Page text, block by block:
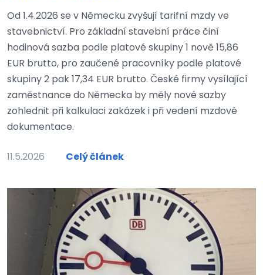
Od 1.4.2026 se v Německu zvyšují tarifní mzdy ve
stavebnictví. Pro základní stavební práce činí
hodinová sazba podle platové skupiny 1 nově 15,86
EUR brutto, pro zaučené pracovníky podle platové
skupiny 2 pak 17,34 EUR brutto. České firmy vysílající
zaměstnance do Německa by měly nové sazby
zohlednit při kalkulaci zakázek i při vedení mzdové
dokumentace.
11.5.2026 Celý článek